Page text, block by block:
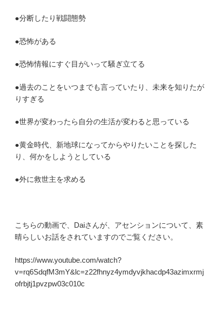
●分断したり戦闘態勢
●恐怖がある
●恐怖情報にすぐ目がいって騒ぎ立てる
●過去のことをいつまでも言っていたり、未来を知りたが
りすぎる
●世界が変わったら自分の生活が変わると思っている
●黄金時代、新地球になってからやりたいことを探した
り、何かをしようとしている
●外に救世主を求める
こちらの動画で、Daiさんが、アセンションについて、素
晴らしいお話をされていますのでご覧ください。
https://www.youtube.com/watch?
v=rq6SdqfM3mY&lc=z22fhnyz4ymdyvjkhacdp43azimxrmj
ofrbjtj1pvzpw03c010c